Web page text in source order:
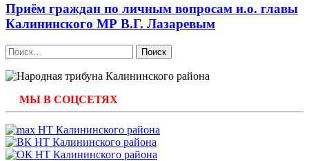
Приём граждан по личным вопросам и.о. главы
Калининского МР В.Г. Лазаревым
Найти:
МЫ В СОЦСЕТЯХ